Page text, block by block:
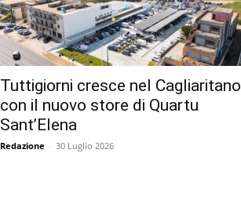
Tuttigiorni cresce nel Cagliaritano
con il nuovo store di Quartu
Sant’Elena
Redazione - 30 Luglio 2026